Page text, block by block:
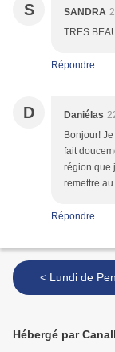
S SANDRA
TRES
Répondre
D Daniélas
Bonjour!
fait
région que
remettre
Répondre
< Lundi de
Hébergé par